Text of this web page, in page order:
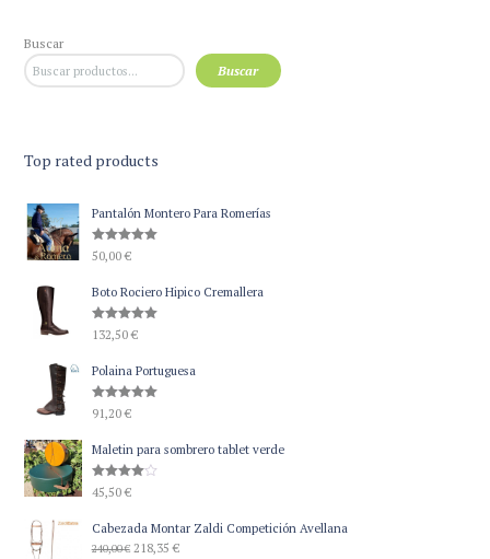
Buscar
Buscar
Top rated products
Pantalón Montero Para Romerías
Valorado
con5.00
50,00€
Boto Rociero Hipico Cremallera
Valorado
con5.00
132,50€
Polaina Portuguesa
Valorado
con5.00
91,20€
Maletin para sombrero tablet verde
Valorado
con4.00
45,50€
Cabezada Montar Zaldi Competición Avellana
240,00€ El218,35€El